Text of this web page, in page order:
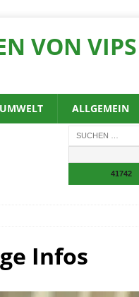
VON
UMWELT ALLGEMEIN
Infos